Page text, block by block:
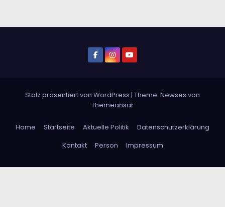
Stolz präsentiert von WordPress | Theme: Newses von
Themeansar
Home Startseite Aktuelle Politik
Datenschutzerklärung
Kontakt
Person Impressum